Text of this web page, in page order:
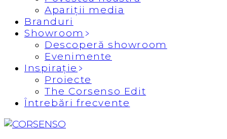
Apariții media
Branduri
Showroom
Descoperă showroom
Evenimente
Inspirație
Proiecte
The Corsenso Edit
Întrebări frecvente